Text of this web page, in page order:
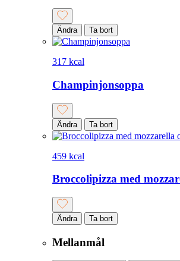
Ändra Ta bort
317 kcal
Champinjonsoppa
Ändra Ta bort
459 kcal
Broccolipizza med
Ändra Ta bort
Mellanmål